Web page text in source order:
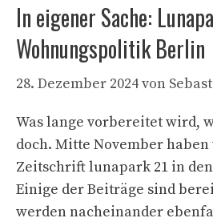
In eigener Sache:
Wohnungspolitik Berlin
28. Dezember 2024von
Was lange vorbereitet wird,
doch. Mitte November haben
Zeitschrift lunapark 21 in
Einige der Beiträge sind
werden nacheinander